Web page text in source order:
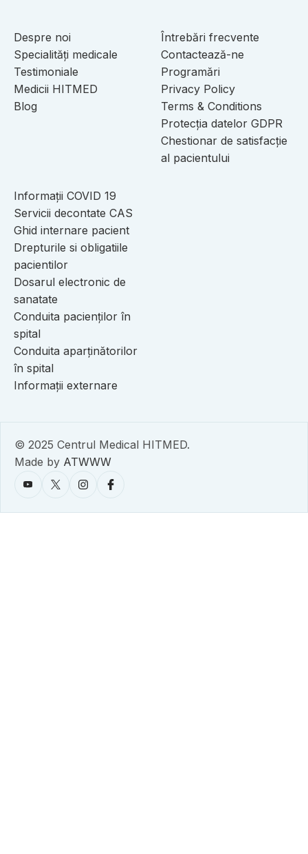
Despre noi
Specialități medicale
Testimoniale
Medicii HITMED
Blog
Întrebări frecvente
Contactează-ne
Programări
Privacy Policy
Terms & Conditions
Protecția datelor GDPR
Chestionar de satisfacție
al pacientului
Informații COVID 19
Servicii decontate CAS
Ghid internare pacient
Drepturile si obligatiile
pacientilor
Dosarul electronic de
sanatate
Conduita pacienților în
spital
Conduita aparținătorilor
în spital
Informații externare
© 2025 Centrul Medical HITMED.
Made by ATWWW